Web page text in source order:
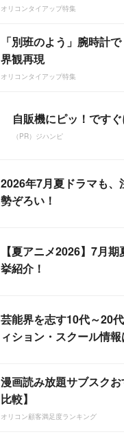
オリコンタイアップ特集
「別班のよう」腕時計
界観再現
オリコンタイアップ特集
自販機にピッ！です
（PR）ジハンピ
2026年7月夏ドラマも、
勢ぞろい！
【夏アニメ2026】7月
挙紹介！
芸能界を志す10代～20
ィション・スクール情
漫画読み放題サブスク
比較】
オリコン顧客満足度ランキング